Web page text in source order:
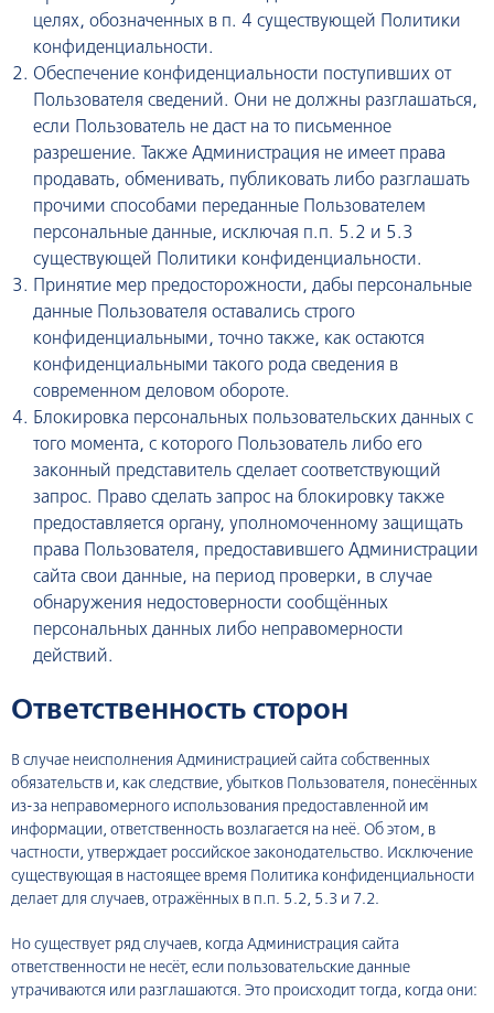
целях, обозначенных в п. 4 существующей Политики
конфиденциальности.
Обеспечение конфиденциальности поступивших от
Пользователя сведений. Они не должны разглашаться,
если Пользователь не даст на то письменное
разрешение. Также Администрация не имеет права
продавать, обменивать, публиковать либо разглашать
прочими способами переданные Пользователем
персональные данные, исключая п.п. 5.2 и 5.3
существующей Политики конфиденциальности.
Принятие мер предосторожности, дабы персональные
данные Пользователя оставались строго
конфиденциальными, точно также, как остаются
конфиденциальными такого рода сведения в
современном деловом обороте.
Блокировка персональных пользовательских данных с
того момента, с которого Пользователь либо его
законный представитель сделает соответствующий
запрос. Право сделать запрос на блокировку также
предоставляется органу, уполномоченному защищать
права Пользователя, предоставившего Администрации
сайта свои данные, на период проверки, в случае
обнаружения недостоверности сообщённых
персональных данных либо неправомерности
действий.
Ответственность сторон
В случае неисполнения Администрацией сайта собственных
обязательств и, как следствие, убытков Пользователя, понесённых
из-за неправомерного использования предоставленной им
информации, ответственность возлагается на неё. Об этом, в
частности, утверждает российское законодательство. Исключение
существующая в настоящее время Политика конфиденциальности
делает для случаев, отражённых в п.п. 5.2, 5.3 и 7.2.
Но существует ряд случаев, когда Администрация сайта
ответственности не несёт, если пользовательские данные
утрачиваются или разглашаются. Это происходит тогда, когда они: